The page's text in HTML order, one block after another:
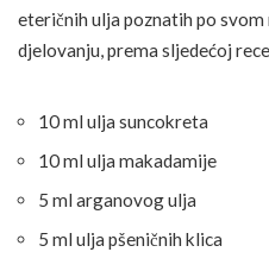
eteričnih ulja poznatih po
djelovanju, prema sljedećoj
10 ml ulja suncokreta
10 ml ulja makadamije
5 ml arganovog ulja
5 ml ulja pšeničnih klica